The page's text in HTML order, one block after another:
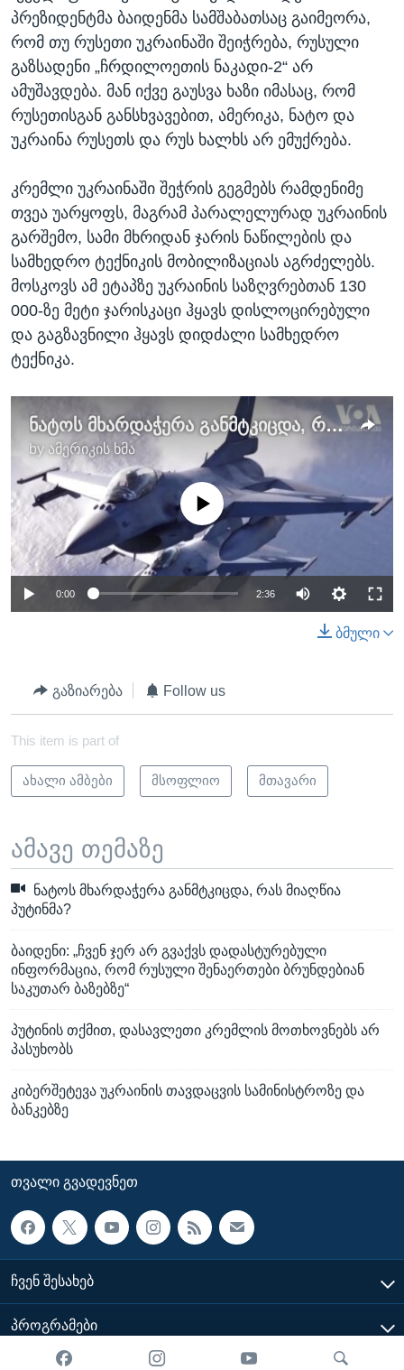
პრეზიდენტმა ბაიდენმა სამშაბათსაც გაიმეორა,
რომ თუ რუსეთი უკრაინაში შეიჭრება, რუსული
გაზსადენი „ჩრდილოეთის ნაკადი-2“ არ
ამუშავდება. მან იქვე გაუსვა ხაზი იმასაც, რომ
რუსეთისგან განსხვავებით, ამერიკა, ნატო და
უკრაინა რუსეთს და რუს ხალხს არ ემუქრება.
კრემლი უკრაინაში შეჭრის გეგმებს რამდენიმე
თვეა უარყოფს, მაგრამ პარალელურად უკრაინის
გარშემო, სამი მხრიდან ჯარის ნაწილების და
სამხედრო ტექნიკის მობილიზაციას აგრძელებს.
მოსკოვს ამ ეტაპზე უკრაინის საზღვრებთან 130
000-ზე მეტი ჯარისკაცი ჰყავს დისლოცირებული
და გაგზავნილი ჰყავს დიდძალი სამხედრო
ტექნიკა.
ნატოს მხარდაჭერა განმტკიცდა, რას მიაღწია პუტინმა?
by ამერიკის ხმა
No media source currently available
0:00 2:36
ბმული
გაზიარება Follow us
This item is part of
ახალი ამბები მსოფლიო მთავარი
ამავე თემაზე
ნატოს მხარდაჭერა განმტკიცდა, რას მიაღწია
პუტინმა?
ბაიდენი: „ჩვენ ჯერ არ გვაქვს დადასტურებული
ინფორმაცია, რომ რუსული შენაერთები ბრუნდებიან
საკუთარ ბაზებზე“
პუტინის თქმით, დასავლეთი კრემლის მოთხოვნებს არ
პასუხობს
კიბერშეტევა უკრაინის თავდაცვის სამინისტროზე და
ბანკებზე
ᲗᲕᲐᲚᲘ ᲒᲕᲐᲓᲔᲕᲜᲔᲗ
ᲩᲕᲔᲜ ᲨᲔᲡᲐᲮᲔᲑ
ᲞᲠᲝᲒᲠᲐᲛᲔᲑᲘ